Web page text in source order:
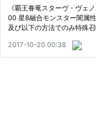
るぞー！
《覇王眷竜スターヴ・ヴェ
00 星8融合モンスター闇属
及び以下の方法でのみ特殊
る。〈「融合」は必要とし
外の自分…
2017-10-20 00:38